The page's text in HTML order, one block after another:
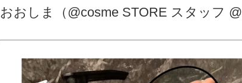
おおしま（@cosme STORE スタッフ